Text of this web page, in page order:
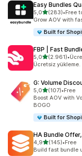
Easy Bundles
5,05 yıldız
(283)
toplam 283•Free
Grow AOV with
Built for
FBP | Fast
5,05 yıldız
(2.961)
toplam 2961 •
Ücretsiz
G: Volume
5,05 yıldız
(107)
toplam 107•Free
Boost AOV with
BOGO
Built for
HA Bundle
4,95 yıldız
(145)
toplam 145 •Free
Build fast bundle